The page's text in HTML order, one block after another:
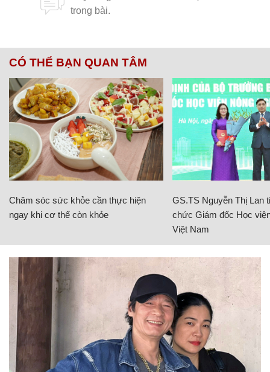
CÓ THỂ BẠN QUAN TÂM
Chăm sóc sức khỏe cần thực hiện
ngay khi cơ thể còn khỏe
GS.TS Nguyễn Thị Lan
chức Giám đốc Học
Việt Nam